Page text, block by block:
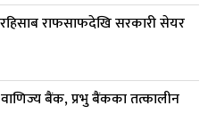
सभाको बैठक बुधबारका लागि
खोलेर तेल निकाल्ने सात जना
राफसाफदेखि सरकारी सेयर
वाणिज्य बैंक, प्रभु बैंकका तत्कालीन